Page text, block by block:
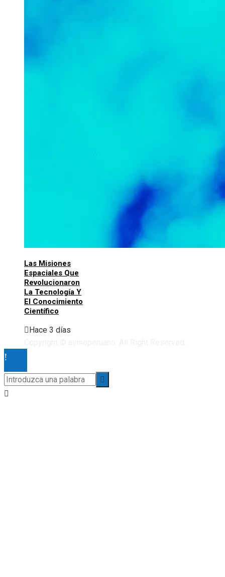
Las Misiones
Espaciales Que
Revolucionaron
La Tecnología Y
El Conocimiento
Científico
Hace 3 días